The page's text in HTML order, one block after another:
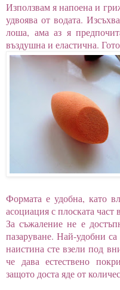
Използвам я напоена и
удвоява от водата.
лоша, ама аз я
въздушна и еластична.
Формата е удобна, като
асоциация с плоската част
За съжаление не е
пазаруване. Най-удобни
наистина сте взели под
че дава естествено
защото доста яде от